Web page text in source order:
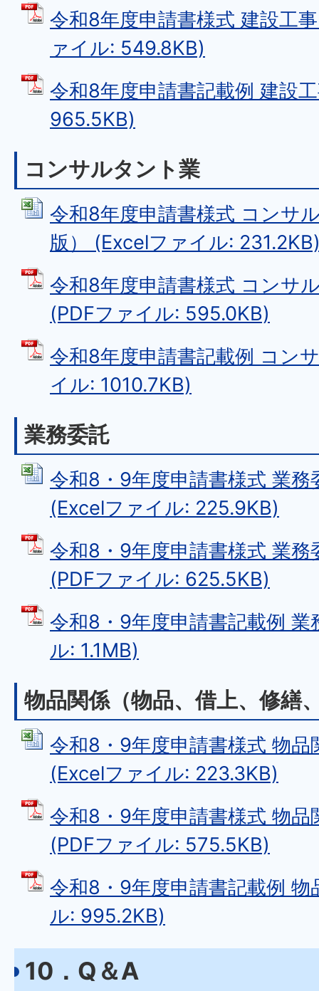
令和8年度申請書様式 建設工
ァイル: 549.8KB)
令和8年度申請書記載例 建設
965.5KB)
コンサルタント業
令和8年度申請書様式 コンサ
版） (Excelファイル:
令和8年度申請書様式 コンサ
(PDFファイル: 595.0KB)
令和8年度申請書記載例 コン
イル: 1010.7KB)
業務委託
令和8・9年度申請書様式 業
(Excelファイル: 225.9KB)
令和8・9年度申請書様式 業務
(PDFファイル: 625.5KB)
令和8・9年度申請書記載例 業
ル: 1.1MB)
物品関係（物品、借上、修繕
令和8・9年度申請書様式 物
(Excelファイル: 223.3KB)
令和8・9年度申請書様式 物品
(PDFファイル: 575.5KB)
令和8・9年度申請書記載例 物
ル: 995.2KB)
10．Q＆A